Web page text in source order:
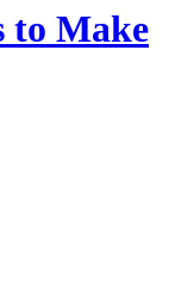
to Make